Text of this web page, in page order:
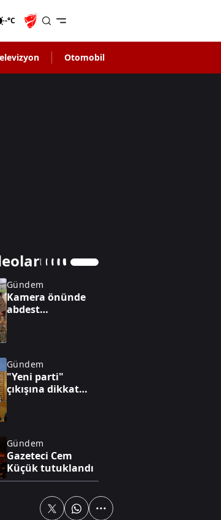
-°C
Otomobil
Gündem
Kamera önünde
abdest
taktiği"
Gündem
"Yeni parti"
çıkışına dikkat
Gündem
Gazeteci Cem
Küçük tutuklandı